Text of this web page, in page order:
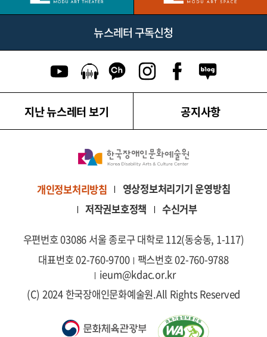
뉴스레터 구독신청
지난 뉴스레터 보기
카카오톡 채널 이동
유튜브 이동팟캐스트 이동 네이버블로
페이스북 이동
인스타그램 이동
공지사항
개인정보처리방침
영상정보처리기기 운영방침
저작권보호정책
수신거부
우편번호 03086 서울 종로구 대학로 112(동숭동, 1-117)
대표번호 02-760-9700 팩스번호 02-760-9788
ieum@kdac.or.kr
(C) 2024 한국장애인문화예술원.All Rights Reserved